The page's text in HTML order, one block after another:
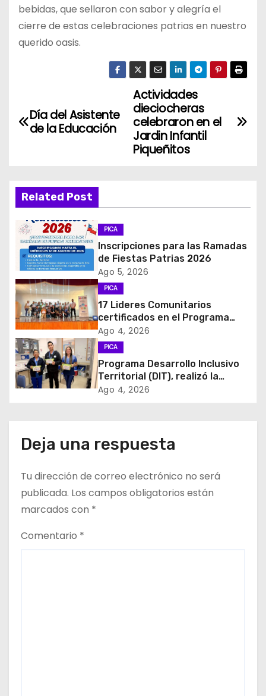
bebidas, que sellaron con sabor y alegría el
cierre de estas celebraciones patrias en nuestro
querido oasis.
a
g
a
c
i
ó
n
d
e
t
r
a
Actividades
dieciocheras
celebraron en el
Jardin Infantil
Piqueñitos
Día del Asistente
de la Educación
Related Post
PICA
Inscripciones para las Ramadas
de Fiestas Patrias 2026
Ago 5, 2026
PICA
17 Lideres Comunitarios
certificados en el Programa
MÁS AMA
Ago 4, 2026
PICA
Programa Desarrollo Inclusivo
Territorial (DIT), realizó la
entrega de Cajas de Regulación
Ago 4, 2026
Deja una respuesta
Tu dirección de correo electrónico no será
publicada. Los campos obligatorios están
marcados con *
Comentario *